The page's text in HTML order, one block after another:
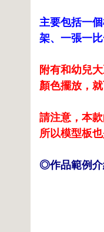
主要包括一
架、一張一
附有和幼兒
顏色擺放，
請注意，本
所以模型板也
◎作品範例介